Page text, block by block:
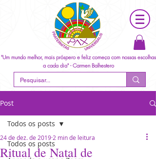
"Um mundo melhor, mais próspero e feliz começa com nossas escolhas
a cada dia" - Carmen Balhestero
Post
Todos os posts
Todos os posts
Ritual de Natal de
24 de dez. de 2019 2 min de leitura